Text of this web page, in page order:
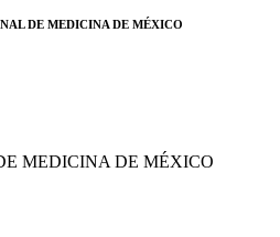
DE MEDICINA DE MÉXICO
MEDICINA DE MÉXICO